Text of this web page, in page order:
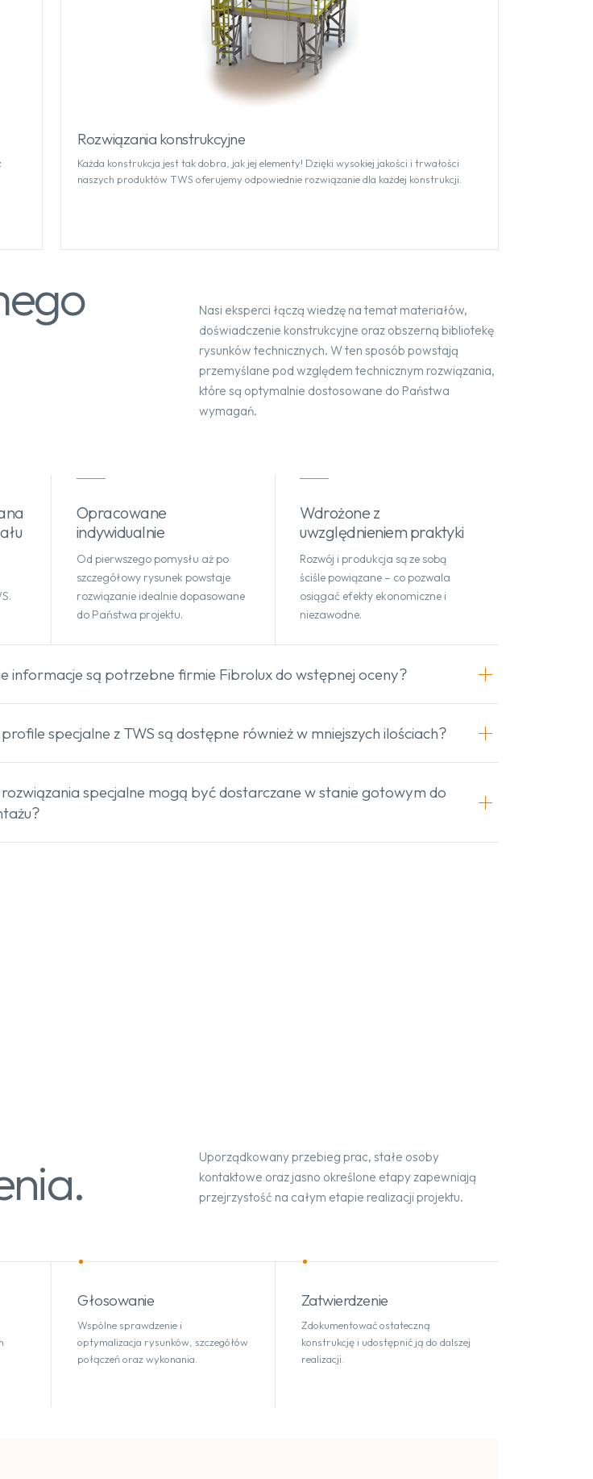
Rozwiązania konstrukcyjne
Każda konstrukcja jest tak dobra, jak jej elementy! Dzięki wysokiej jakości i trwałości
naszych produktów TWS oferujemy odpowiednie rozwiązanie dla każdej konstrukcji.
Nasi eksperci łączą wiedzę na temat materiałów,
doświadczenie konstrukcyjne oraz obszerną bibliotekę
rysunków technicznych. W ten sposób powstają
przemyślane pod względem technicznym rozwiązania,
które są optymalnie dostosowane do Państwa
wymagań.
Opracowane
indywidualnie
Od pierwszego pomysłu aż po
szczegółowy rysunek powstaje
rozwiązanie idealnie dopasowane
do Państwa projektu.
Wdrożone z
uwzględnieniem praktyki
Rozwój i produkcja są ze sobą
ściśle powiązane – co pozwala
osiągać efekty ekonomiczne i
niezawodne.
informacje są potrzebne firmie Fibrolux do wstępnej oceny?
specjalne z TWS są dostępne również w mniejszych ilościach?
specjalne mogą być dostarczane w stanie gotowym do
Uporządkowany przebieg prac, stałe osoby
kontaktowe oraz jasno określone etapy zapewniają
przejrzystość na całym etapie realizacji projektu.
Głosowanie
Wspólne sprawdzenie i
optymalizacja rysunków, szczegółów
połączeń oraz wykonania.
Zatwierdzenie
Zdokumentować ostateczną
konstrukcję i udostępnić ją do dalszej
realizacji.